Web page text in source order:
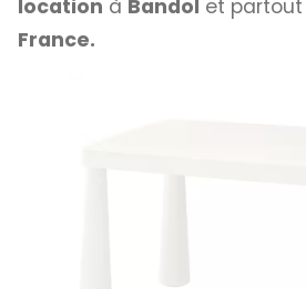
location à Bandol et
France.